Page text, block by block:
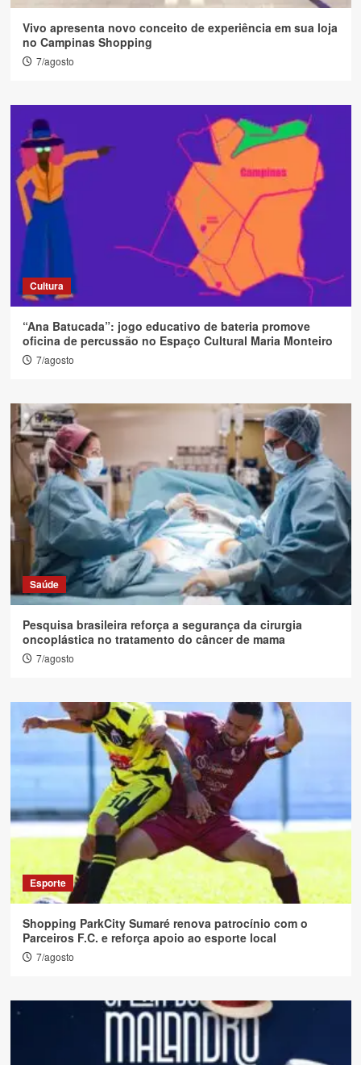
Vivo apresenta novo conceito de experiência em sua loja
no Campinas Shopping
7/agosto
Cultura
“Ana Batucada”: jogo educativo de bateria promove
oficina de percussão no Espaço Cultural Maria Monteiro
7/agosto
Saúde
Pesquisa brasileira reforça a segurança da cirurgia
oncoplástica no tratamento do câncer de mama
7/agosto
Esporte
Shopping ParkCity Sumaré renova patrocínio com o
Parceiros F.C. e reforça apoio ao esporte local
7/agosto